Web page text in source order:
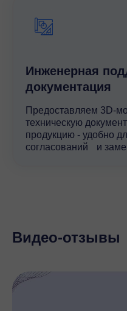
Инженерная
документация
Предоставляем 3D-
техническую
продукцию - удобно
согласований и
Видео-отзывы